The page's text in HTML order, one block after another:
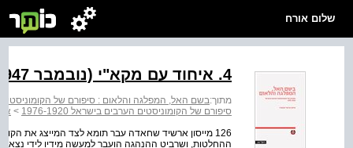
שלום אורח
4. איחוד עם מקא"י (נובמבר 1947 - מאי 1948)
מתוך:בשם האל, המפלגה והלאום : סיפורם של הקומוניסטים
סיפורם של הקומוניסטים הערבים בישראל 1976-1920
> א.
126 מייסון ארשיד שחאדה עבר תומא לצד המייצג את